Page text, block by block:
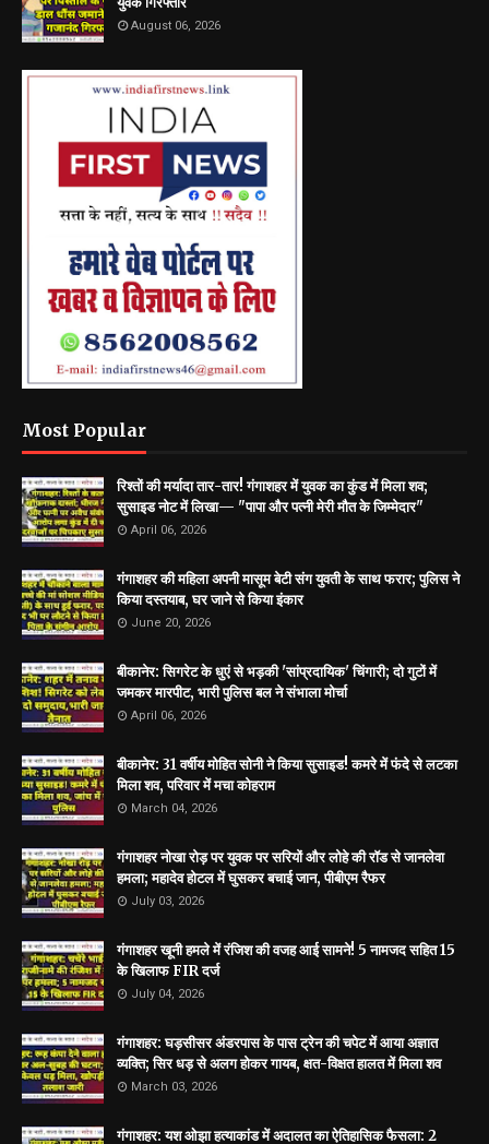
August 06, 2026
Most Popular
रिश्तों की मर्यादा तार-तार! गंगाशहर में युवक का कुंड में मिला शव;
सुसाइड नोट में लिखा— "पापा और पत्नी मेरी मौत के जिम्मेदार"
April 06, 2026
गंगाशहर की महिला अपनी मासूम बेटी संग युवती के साथ फरार; पुलिस ने
किया दस्तयाब, घर जाने से किया इंकार
June 20, 2026
बीकानेर: सिगरेट के धुएं से भड़की 'सांप्रदायिक' चिंगारी; दो गुटों में
जमकर मारपीट, भारी पुलिस बल ने संभाला मोर्चा
April 06, 2026
बीकानेर: 31 वर्षीय मोहित सोनी ने किया सुसाइड! कमरे में फंदे से लटका
मिला शव, परिवार में मचा कोहराम
March 04, 2026
गंगाशहर नोखा रोड़ पर युवक पर सरियों और लोहे की रॉड से जानलेवा
हमला; महादेव होटल में घुसकर बचाई जान, पीबीएम रैफर
July 03, 2026
गंगाशहर खूनी हमले में रंजिश की वजह आई सामने! 5 नामजद सहित 15
के खिलाफ FIR दर्ज
July 04, 2026
गंगाशहर: घड़सीसर अंडरपास के पास ट्रेन की चपेट में आया अज्ञात
व्यक्ति; सिर धड़ से अलग होकर गायब, क्षत-विक्षत हालत में मिला शव
March 03, 2026
गंगाशहर: यश ओझा हत्याकांड में अदालत का ऐतिहासिक फैसला: 2